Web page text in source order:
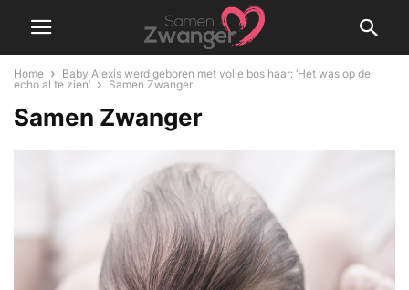
Home
Baby Alexis werd geboren met volle bos haar: ‘Het was op de
echo al te zien’
Samen Zwanger
Samen Zwanger